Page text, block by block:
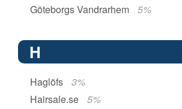
Göteborgs Vandrarhem
5%
H
Haglöfs
3%
Hairsale.se
5%